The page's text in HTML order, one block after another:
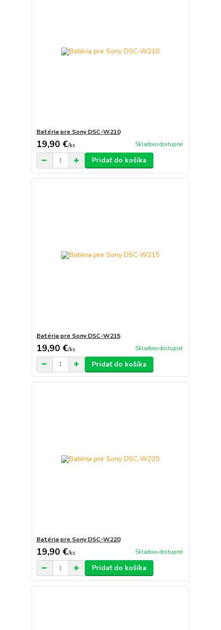
Batéria pre Sony DSC-W210
19,90 €/ks Skladovo dostupné
Pridať do košíka
Batéria pre Sony DSC-W215
19,90 €/ks Skladovo dostupné
Pridať do košíka
Batéria pre Sony DSC-W220
19,90 €/ks Skladovo dostupné
Pridať do košíka